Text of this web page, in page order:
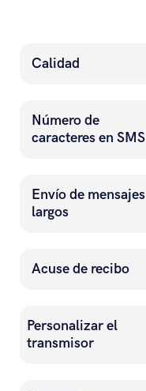
Calidad
Número de
caracteres en SMS
Envío de mensajes
largos
Acuse de recibo
Personalizar el
transmisor